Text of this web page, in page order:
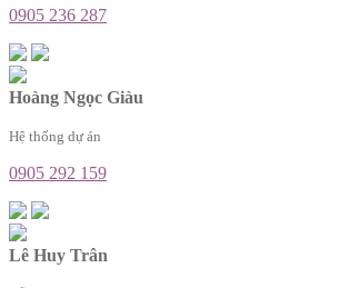
0905 236 287
Hoàng Ngọc Giàu
Hệ thống dự án
0905 292 159
Lê Huy Trân